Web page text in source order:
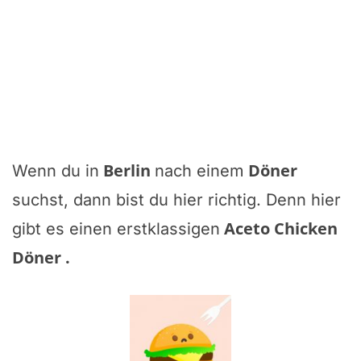
Wenn du in Berlin nach einem Döner
suchst, dann bist du hier richtig. Denn hier
gibt es einen erstklassigen Aceto Chicken
Döner .